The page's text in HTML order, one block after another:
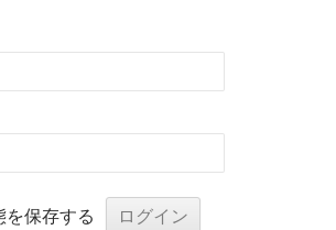
を保存する